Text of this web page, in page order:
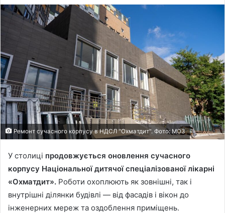
Ремонт сучасного корпусу в НДСЛ "Охматдит". Фото: МОЗ
У столиці продовжується оновлення сучасного
корпусу Національної дитячої спеціалізованої лікарні
«Охматдит». Роботи охоплюють як зовнішні, так і
внутрішні ділянки будівлі — від фасадів і вікон до
інженерних мереж та оздоблення приміщень.